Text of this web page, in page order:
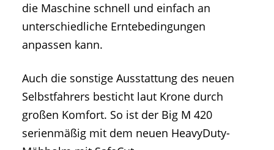
die Maschine schnell und einfach an
unterschiedliche Erntebedingungen
anpassen kann.
Auch die sonstige Ausstattung des neuen
Selbstfahrers besticht laut Krone durch
großen Komfort. So ist der Big M 420
serienmäßig mit dem neuen HeavyDuty-